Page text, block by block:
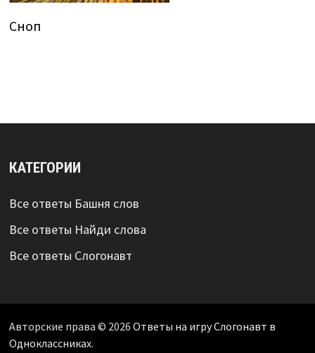
Сноп
КАТЕГОРИИ
Все ответы Башня слов
Все ответы Найди слова
Все ответы Слогонавт
Авторские права © 2026 Ответы на игру Слогонавт в
Одноклассниках.